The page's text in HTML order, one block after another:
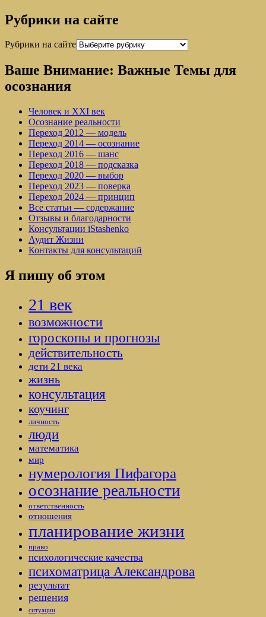
Рубрики на сайте
Рубрики на сайте
Ваше Внимание: Важные Темы для
осознания
Человек и XXI век
Осознание реальности
Переход 2012 — модель
Переход 2014 — осознание
Переход 2016 — шанс
Переход 2018 — подсказка
Переход 2020 — выбор
Переход 2023 — поверка
Переход 2024 — принцип
Все статьи — содержание
Отзывы и благодарности
Консультации iStashenko
Аудит Жизни
Контакты для консультаций
Я пишу об этом
21 век
возможности
гороскопы и прогнозы
действительность
дети 21 века
жизнь
консультация
коучинг
личность
люди
математика
мир
нумерология Пифагора
осознание реальности
ответственность
отношения
планирование жизни
право
психологические качества
психоматрица Александрова
результат
решения
ситуации